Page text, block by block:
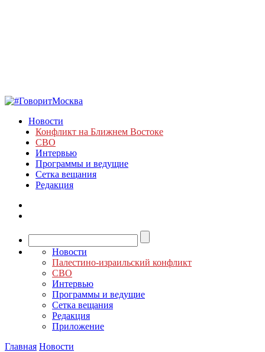
Новости
Конфликт на Ближнем Востоке
СВО
Интервью
Программы и ведущие
Сетка вещания
Редакция
Новости
Палестино-израильский конфликт
СВО
Интервью
Программы и ведущие
Сетка вещания
Редакция
Приложение
Главная Новости